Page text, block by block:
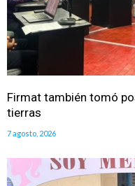
Firmat también tomó
tierras
7 agosto, 2026